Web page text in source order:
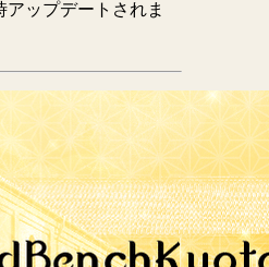
アップデートされま